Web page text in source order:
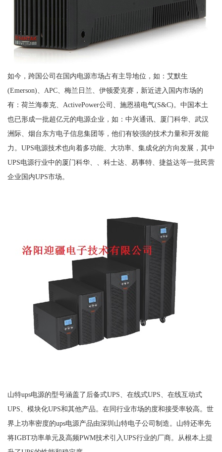
如今，跨国公司在国内电源市场占有主导地位，如：艾默生
(Emerson)、APC、梅兰日兰、伊顿爱克赛，新近进入国内市场的
有：荷兰海泰克、ActivePower公司、施恩禧电气(S&C)。中国本土
也已形成一批超亿元的电源企业，如：中兴通讯、厦门科华、武汉
洲际、烟台东方电子信息集团等，他们有较强的技术力量和开发能
力。UPS电源技术也向着多功能、大功率、集成化的方向发展，其中
UPS电源行业中的厦门科华、、科士达、易事特、捷益达等一批民营
企业国内UPS市场。
山特ups电源的型号涵盖了后备式UPS、在线式UPS、在线互动式
UPS、模块化UPS和其他产品。在同行业市场的度和接受率较高。世
界上功率密度的ups电源产品由深圳山特电子公司制造。山特还率先
将IGBT功率单元及高频PWM技术引入UPS行业的厂商。从根本上提